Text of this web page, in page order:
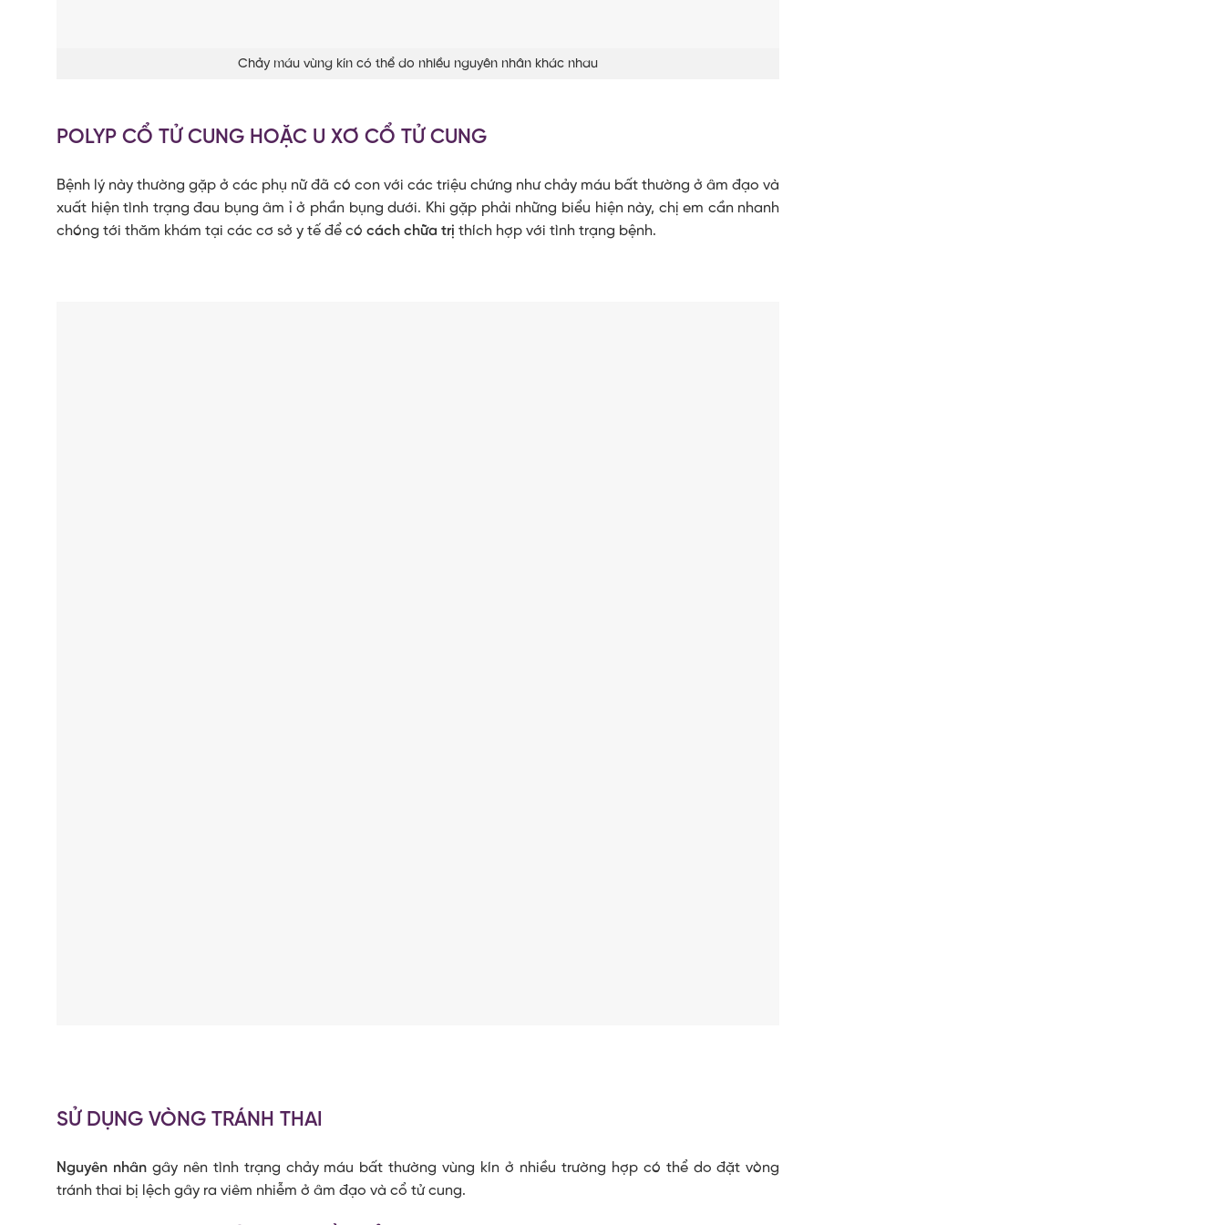
Chảy máu vùng kín có thể do nhiều nguyên nhân khác nhau
POLYP CỔ TỬ CUNG HOẶC U XƠ CỔ TỬ CUNG
Bệnh lý này thường gặp ở các phụ nữ đã có con với các triệu chứng như chảy máu bất thường ở âm đạo và
xuất hiện tình trạng đau bụng âm ỉ ở phần bụng dưới. Khi gặp phải những biểu hiện này, chị em cần nhanh
chóng tới thăm khám tại các cơ sở y tế để có cách chữa trị thích hợp với tình trạng bệnh.
SỬ DỤNG VÒNG TRÁNH THAI
Nguyên nhângây nên tình trạng chảy máu bất thường vùng kín ở nhiều trường hợp có thể do đặt vòng
tránh thai bị lệch gây ra viêm nhiễm ở âm đạo và cổ tử cung.